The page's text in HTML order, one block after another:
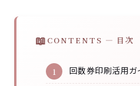
CONTENTS — 目次
回数券印刷活用ガ